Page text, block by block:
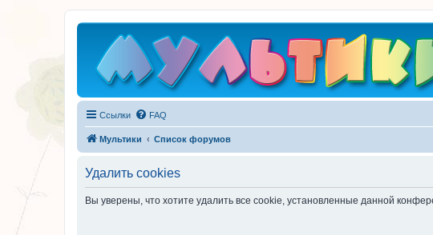
Ссылки FAQ
Мультики Список форумов
Удалить cookies
Вы уверены, что хотите удалить все cookie, установленные данной